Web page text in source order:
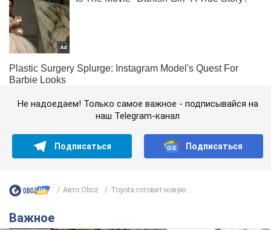
Не надоедаем! Только самое важное - подписывайся на
наш Telegram-канал
Подписаться Подписаться
Авто Oboz Toyota готовит новую...
Важное